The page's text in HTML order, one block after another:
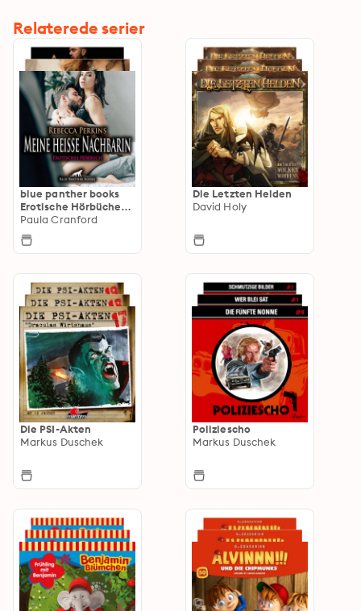
Relaterede serier
blue panther books
Erotische Hörbücher
Erotik Sex Hörbuch
Paula Cranford
Die Letzten Helden
David Holy
Die PSI-Akten
Markus Duschek
Poliziescho
Markus Duschek